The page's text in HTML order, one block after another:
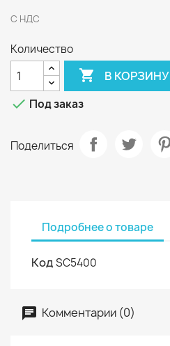
С НДС
Количество
 В КОРЗИНУ
 Под заказ
Поделиться
Подробнее о товаре
КодSC5400
Комментарии (0)